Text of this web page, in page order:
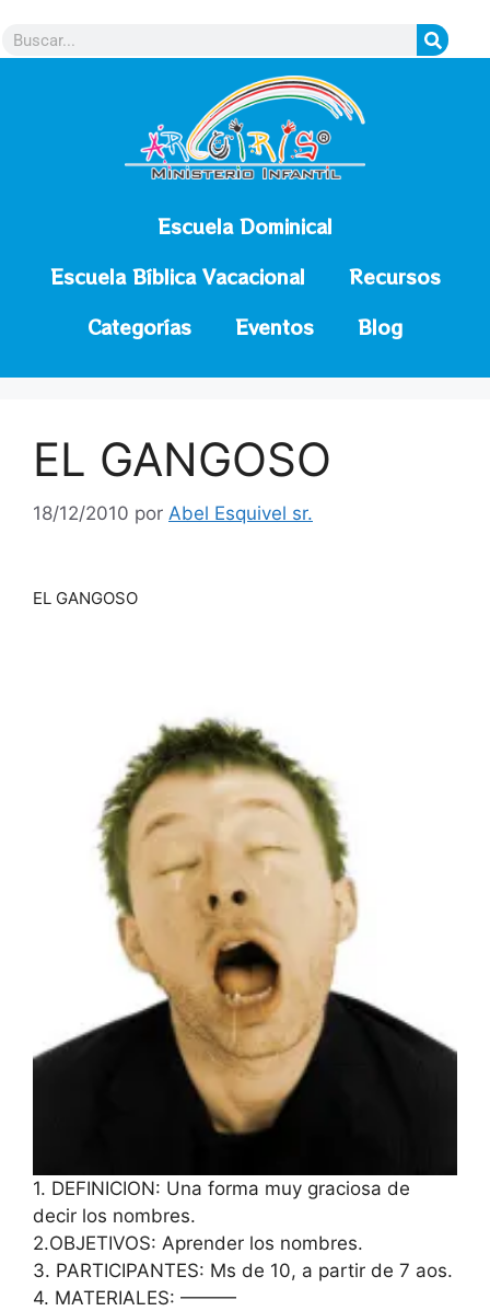
Escuela Dominical
Escuela Bíblica Vacacional
Recursos
Categorías
Eventos Blog
EL GANGOSO
18/12/2010 por Abel Esquivel sr.
EL GANGOSO
1. DEFINICION: Una forma muy graciosa de
decir los nombres.
2.OBJETIVOS: Aprender los nombres.
3. PARTICIPANTES: Ms de 10, a partir de 7 aos.
4. MATERIALES: ———